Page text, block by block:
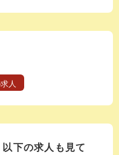
人
下の求人も見て